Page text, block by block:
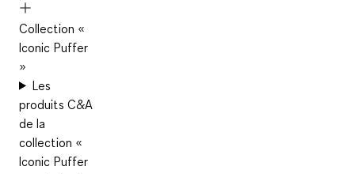
Collection «
Iconic Puffer
»
Les
produits C&A
de la
collection «
Iconic Puffer